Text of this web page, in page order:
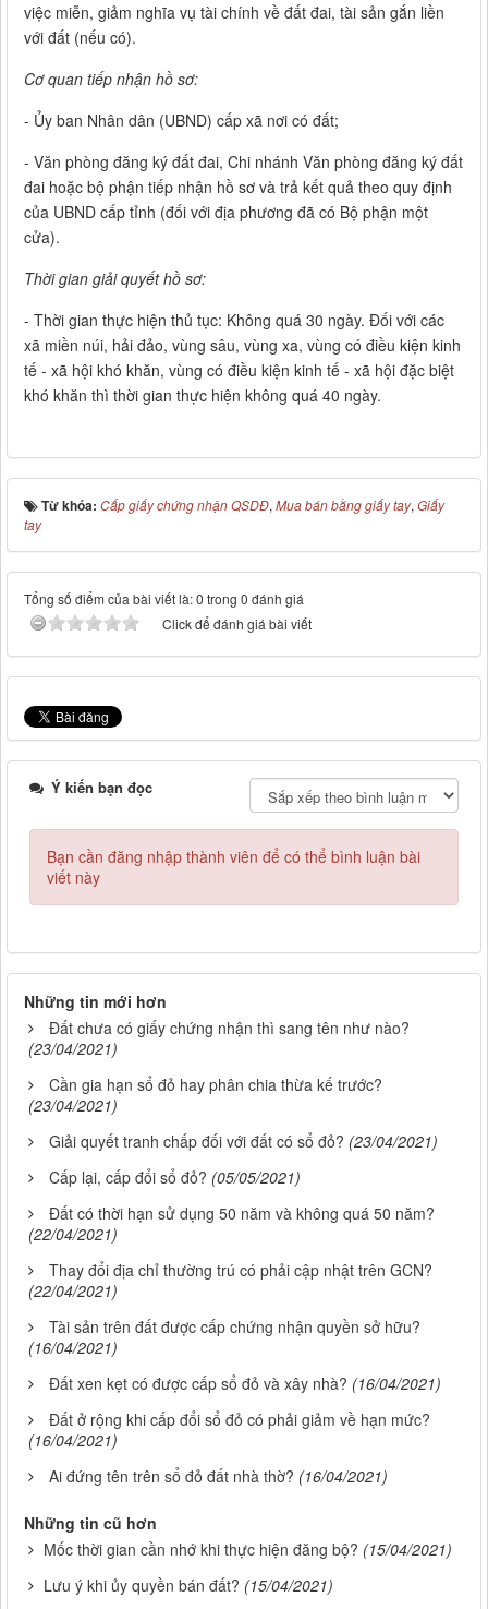
việc miễn, giảm nghĩa vụ tài chính về đất đai, tài sản gắn liền
với đất (nếu có).
Cơ quan tiếp nhận hồ sơ:
- Ủy ban Nhân dân (UBND) cấp xã nơi có đất;
- Văn phòng đăng ký đất đai, Chi nhánh Văn phòng đăng ký đất
đai hoặc bộ phận tiếp nhận hồ sơ và trả kết quả theo quy định
của UBND cấp tỉnh (đối với địa phương đã có Bộ phận một
cửa).
Thời gian giải quyết hồ sơ:
- Thời gian thực hiện thủ tục: Không quá 30 ngày. Đối với các
xã miền núi, hải đảo, vùng sâu, vùng xa, vùng có điều kiện kinh
tế - xã hội khó khăn, vùng có điều kiện kinh tế - xã hội đặc biệt
khó khăn thì thời gian thực hiện không quá 40 ngày.
Từ khóa: Cấp giấy chứng nhận QSDĐ, Mua bán bằng giấy tay, Giấy
tay
Tổng số điểm của bài viết là: 0 trong 0 đánh giá
Click để đánh giá bài viết
Ý kiến bạn đọc
Bạn cần đăng nhập thành viên để có thể bình luận bài
viết này
Những tin mới hơn
Đất chưa có giấy chứng nhận thì sang tên như nào?
(23/04/2021)
Cần gia hạn sổ đỏ hay phân chia thừa kế trước?
(23/04/2021)
Giải quyết tranh chấp đối với đất có sổ đỏ? (23/04/2021)
Cấp lại, cấp đổi sổ đỏ? (05/05/2021)
Đất có thời hạn sử dụng 50 năm và không quá 50 năm?
(22/04/2021)
Thay đổi địa chỉ thường trú có phải cập nhật trên GCN?
(22/04/2021)
Tài sản trên đất được cấp chứng nhận quyền sở hữu?
(16/04/2021)
Đất xen kẹt có được cấp sổ đỏ và xây nhà? (16/04/2021)
Đất ở rộng khi cấp đổi sổ đỏ có phải giảm về hạn mức?
(16/04/2021)
Ai đứng tên trên sổ đỏ đất nhà thờ? (16/04/2021)
Những tin cũ hơn
Mốc thời gian cần nhớ khi thực hiện đăng bộ? (15/04/2021)
Lưu ý khi ủy quyền bán đất? (15/04/2021)